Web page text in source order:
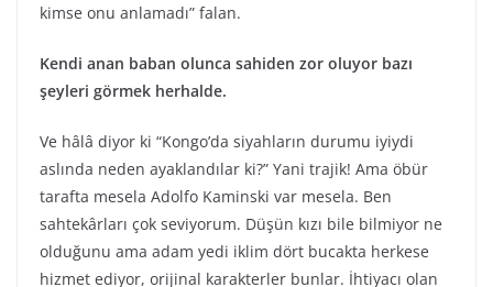
kimse onu anlamadı” falan.
Kendi anan baban olunca sahiden zor oluyor bazı
şeyleri görmek herhalde.
Ve hâlâ diyor ki “Kongo’da siyahların durumu iyiydi
aslında neden ayaklandılar ki?” Yani trajik! Ama öbür
tarafta mesela Adolfo Kaminski var mesela. Ben
sahtekârları çok seviyorum. Düşün kızı bile bilmiyor ne
olduğunu ama adam yedi iklim dört bucakta herkese
hizmet ediyor, orijinal karakterler bunlar. İhtiyacı olan